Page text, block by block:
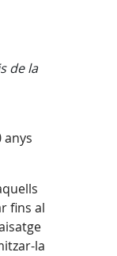
de la
anys
fins al
la